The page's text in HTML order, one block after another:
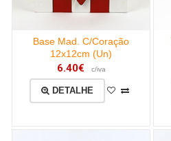
Base Mad. C/Coração
12x12cm (Un)
6.40€ c/iva
DETALHE